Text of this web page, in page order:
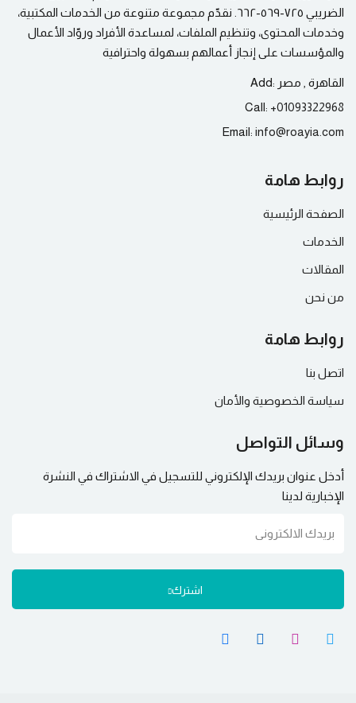
الضريبي ٧٢٥-٥٦٩-٦٦٢. نقدّم مجموعة متنوعة من الخدمات المكتبية،
وخدمات المحتوى، وتنظيم الملفات، لمساعدة الأفراد وروّاد الأعمال
والمؤسسات على إنجاز أعمالهم بسهولة واحترافية
Add: القاهرة , مصر
Call: +01093322968
Email: info@roayia.com
روابط هامة
الصفحة الرئيسية
الخدمات
المقالات
من نحن
روابط هامة
اتصل بنا
سياسة الخصوصية والأمان
وسائل التواصل
أدخل عنوان بريدك الإلكتروني للتسجيل في الاشتراك في النشرة
الإخبارية لدينا
اشترك